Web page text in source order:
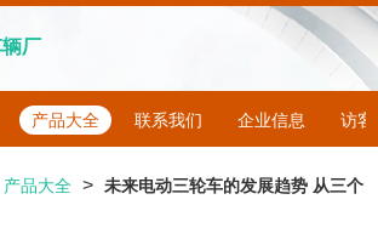
厂
产品大全 联系我们 企业信息 访客
产品大全 > 未来电动三轮车的发展趋势 从三个